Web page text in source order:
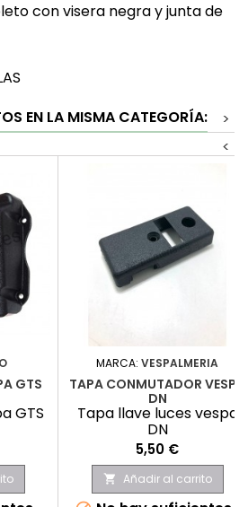
con visera negra y junta de
EN LA MISMA CATEGORÍA:
>
<
GTS
GTS
MARCA: VESPALMERIA
TAPA CONMUTADOR VESPA
DN
Tapa llave luces vespa
DN
Precio
5,50 €
 Añadir al carrito